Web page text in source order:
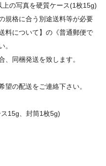
上の写真を硬質ケース(1枚15g)
規格に合う別途送料等が必要
料について】の《普通郵便で
。
、同梱発送を致します。
望の配送をご連絡下さい。
15g、封筒1枚5g)